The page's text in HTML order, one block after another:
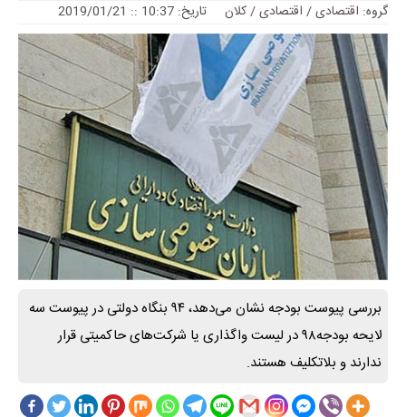
گروه: اقتصادی/ اقتصادی / کلان تاریخ: 10:37 :: 2019/01/21
بررسی پیوست بودجه نشان می‌دهد، ۹۴ بنگاه دولتی در پیوست سه
لایحه بودجه۹۸ در لیست واگذاری یا شرکت‌های حاکمیتی قرار
ندارند و بلاتکلیف هستند.